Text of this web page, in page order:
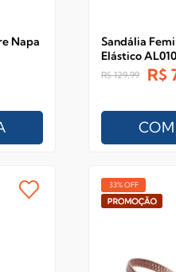
Napa
Sandália
Elástico
R$ 129,99 R$
33% OFF